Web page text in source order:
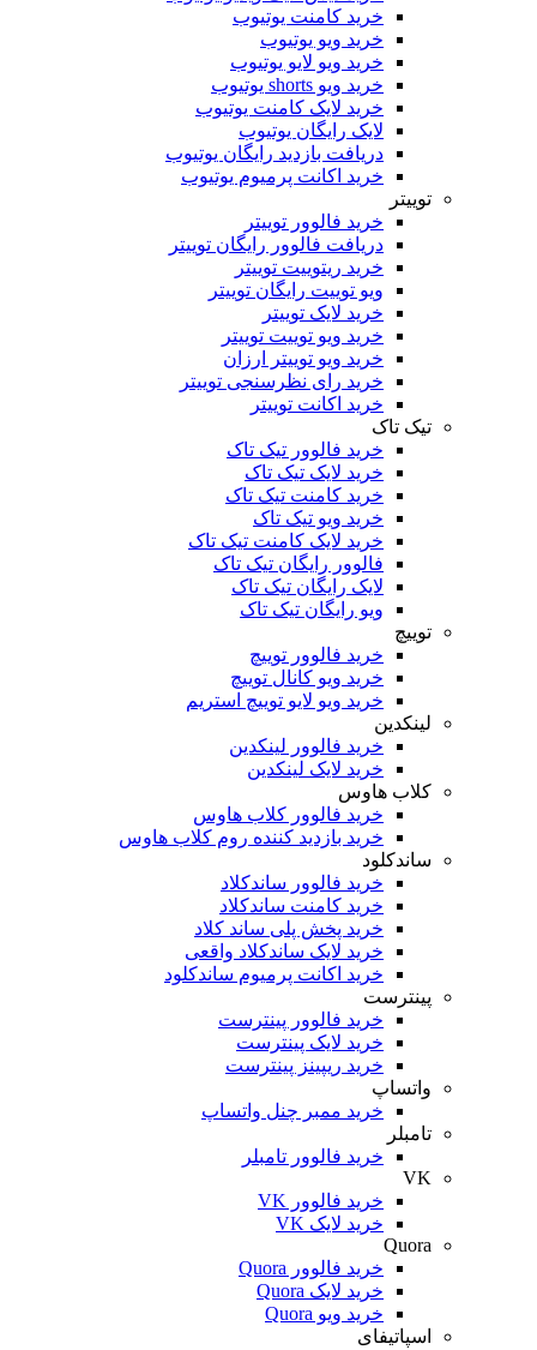
خرید کامنت یوتیوب
خرید ویو یوتیوب
خرید ویو لایو یوتیوب
خرید ویو shorts یوتیوب
خرید لایک کامنت یوتیوب
لایک رایگان یوتیوب
دریافت بازدید رایگان یوتیوب
خرید اکانت پرمیوم یوتیوب
توییتر
خرید فالوور توییتر
دریافت فالوور رایگان توییتر
خرید ریتوییت توییتر
ویو توییت رایگان توییتر
خرید لایک توییتر
خرید ویو توییت توییتر
خرید ویو توییتر ارزان
خرید رای نظرسنجی توییتر
خرید اکانت توییتر
تیک تاک
خرید فالوور تیک تاک
خرید لایک تیک تاک
خرید کامنت تیک ‌تاک
خرید ویو تیک تاک
خرید لایک کامنت تیک تاک
فالوور رایگان تیک تاک
لایک رایگان تیک تاک
ویو رایگان تیک تاک
توییچ
خرید فالوور توییچ
خرید ویو کانال توییچ
خرید ویو لایو توییچ استریم
لینکدین
خرید فالوور لینکدین
خرید لایک لینکدین
کلاب هاوس
خرید فالوور کلاب هاوس
خرید بازدید کننده روم کلاب هاوس
ساندکلود
خرید فالوور ساندکلاد
خرید کامنت ساندکلاد
خرید پخش پلی ساند کلاد
خرید لایک ساندکلاد واقعی
خرید اکانت پرمیوم ساندکلود
پینترست
خرید فالوور پینترست
خرید لایک پینترست
خرید ریپینز پینترست
واتساپ
خرید ممبر چنل واتساپ
تامبلر
خرید فالوور تامبلر
VK
خرید فالوور VK
خرید لایک VK
Quora
خرید فالوور Quora
خرید لایک Quora
خرید ویو Quora
اسپاتیفای